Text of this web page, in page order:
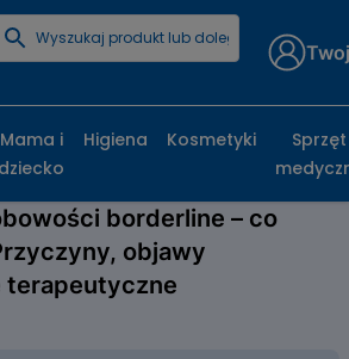
terapeutyczne
borderline – co
objawy
terapeutyczne
Mama i
dziecko
Higiena Kosmetyki
Sprzęt